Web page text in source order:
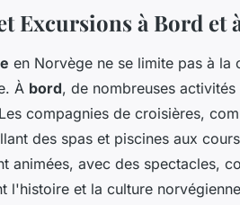
Excursions à Bord et
en Norvège ne se limite pas à
À bord, de nombreuses
compagnies de croisières,
des spas et piscines aux
animées, avec des spectacles,
l'histoire et la culture